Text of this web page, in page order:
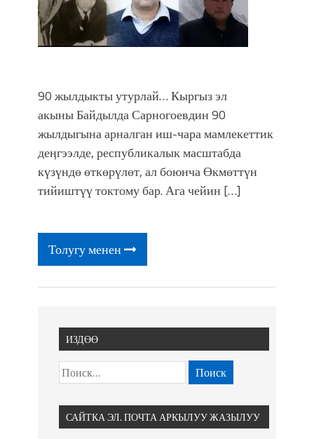
90 жылдыкты утурлай… Кыргыз эл
акыны Байдылда Сарногоевдин 90
жылдыгына арналган иш-чара мамлекеттик
деӊгээлде, республикалык масштабда
күзүндө өткөрүлөт, ал боюнча Өкмөттүн
тийиштүү токтому бар. Ага чейин […]
Толугу менен
ИЗДӨӨ
САЙТКА ЭЛ. ПОЧТА АРКЫЛУУ ЖАЗЫЛУУ